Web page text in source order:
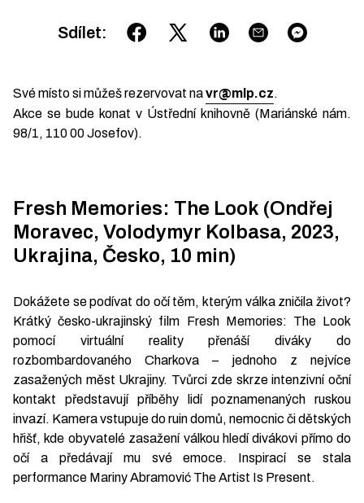
Sdílet:
Své místo si můžeš rezervovat navr@mlp.cz.
Akce se bude konat v Ústřední knihovně (Mariánské nám.
98/1, 110 00 Josefov).
Fresh Memories: The Look (Ondřej
Moravec, Volodymyr Kolbasa, 2023,
Ukrajina, Česko, 10 min)
Dokážete se podívat do očí těm, kterým válka zničila život?
Krátký česko-ukrajinský film Fresh Memories: The Look
pomocí virtuální reality přenáší diváky do
rozbombardovaného Charkova – jednoho z nejvíce
zasažených měst Ukrajiny. Tvůrci zde skrze intenzivní oční
kontakt představují příběhy lidí poznamenaných ruskou
invazí. Kamera vstupuje do ruin domů, nemocnic či dětských
hřišť, kde obyvatelé zasažení válkou hledí divákovi přímo do
očí a předávají mu své emoce. Inspirací se stala
performance Mariny Abramović The Artist Is Present.